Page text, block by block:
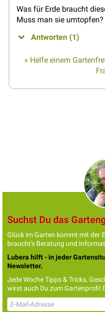
Was für Erde braucht
Muss man sie umtopfen?
Antworten (1)
» Helfe einem
Suchst Du das
Glück im Garten kommt mit der
braucht's Beratung und
Lubera hilft - in jeder
Newsletter.
Jede Woche Tipps & Tricks,
wirst auch Du zum Gartenprofi!